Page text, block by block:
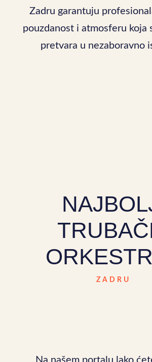
Zadru garantuju
pouzdanost i atmosferu koja
pretvara u nezaboravno
ZADRU